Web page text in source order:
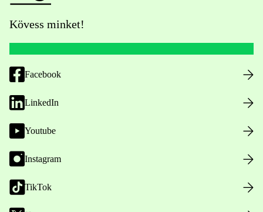
Kövess minket!
Facebook
LinkedIn
Youtube
Instagram
TikTok